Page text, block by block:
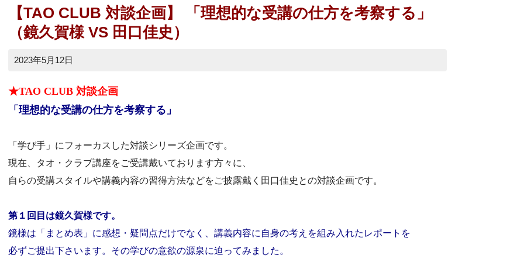
【TAO CLUB 対談企画】 「理想的な受講の仕方を考察する」
（鏡久賀様 VS 田口佳史）
2023年5月12日
★TAO CLUB 対談企画
「理想的な受講の仕方を考察する」
「学び手」にフォーカスした対談シリーズ企画です。
現在、タオ・クラブ講座をご受講戴いております方々に、
自らの受講スタイルや講義内容の習得方法などをご披露戴く田口佳史との対談企画です。
第１回目は鏡久賀様です。
鏡様は「まとめ表」に感想・疑問点だけでなく、講義内容に自身の考えを組み入れたレポートを
必ずご提出下さいます。その学びの意欲の源泉に迫ってみました。